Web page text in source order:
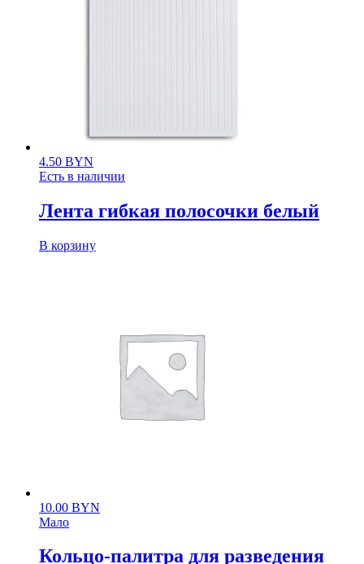
4.50 BYN
Есть в наличии
Лента гибкая полосочки белый
В корзину
10.00 BYN
Мало
Кольцо-палитра для разведения